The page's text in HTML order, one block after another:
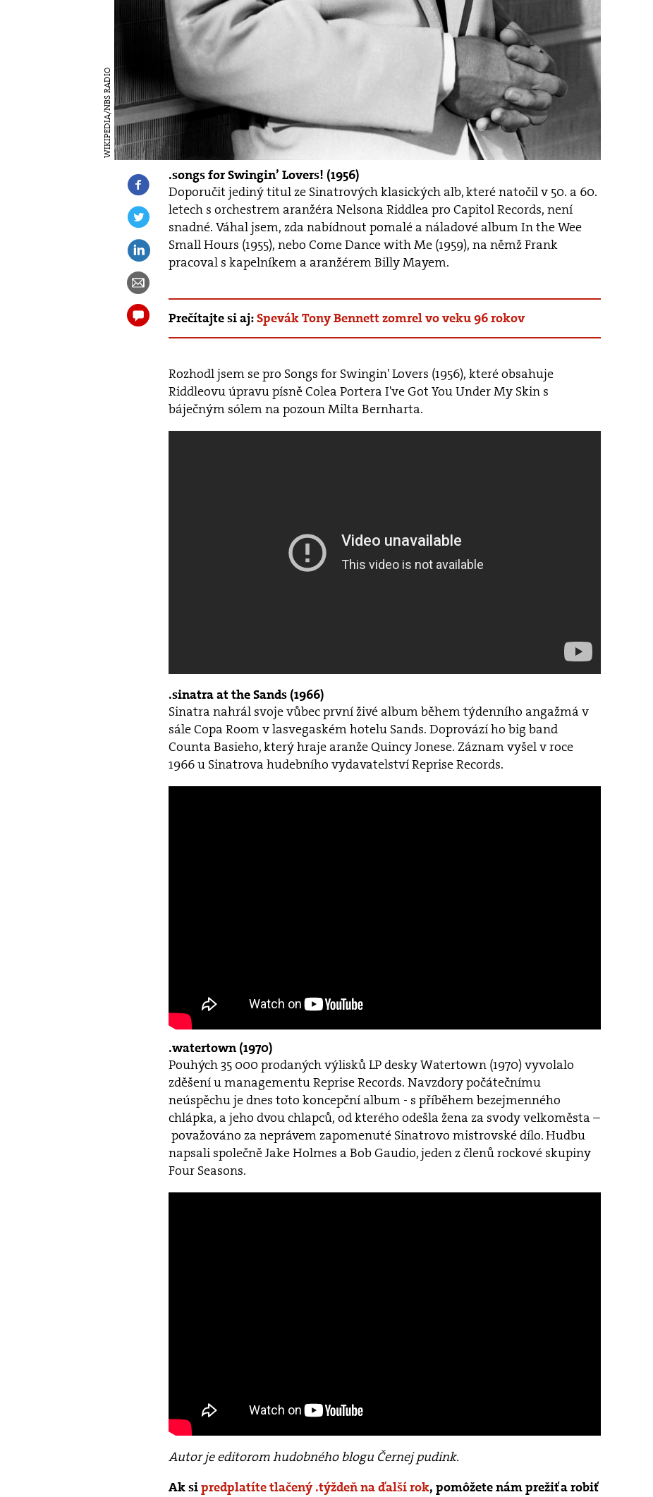
WIKIPEDIA/NBS RADIO
songs for Swingin’ Lovers! (1956)
Doporučit jediný titul ze Sinatrových klasických alb, které natočil v 50. a 60.
letech s orchestrem aranžéra Nelsona Riddlea pro Capitol Records, není
snadné. Váhal jsem, zda nabídnout pomalé a náladové album In the Wee
Small Hours (1955), nebo Come Dance with Me (1959), na němž Frank
pracoval s kapelníkem a aranžérem Billy Mayem.
Prečítajte si aj:Spevák Tony Bennett zomrel vo veku 96 rokov
Rozhodl jsem se pro Songs for Swingin' Lovers (1956), které obsahuje
Riddleovu úpravu písně Colea Portera I've Got You Under My Skin s
báječným sólem na pozoun Milta Bernharta.
sinatra at the Sands (1966)
Sinatra nahrál svoje vůbec první živé album během týdenního angažmá v
sále Copa Room v lasvegaském hotelu Sands. Doprovází ho big band
Counta Basieho, který hraje aranže Quincy Jonese. Záznam vyšel v roce
1966 u Sinatrova hudebního vydavatelství Reprise Records.
watertown (1970)
Pouhých 35 000 prodaných výlisků LP desky Watertown (1970) vyvolalo
zděšení u managementu Reprise Records. Navzdory počátečnímu
neúspěchu je dnes toto koncepční album - s příběhem bezejmenného
chlápka, a jeho dvou chlapců, od kterého odešla žena za svody velkoměsta –
považováno za neprávem zapomenuté Sinatrovo mistrovské dílo. Hudbu
napsali společně Jake Holmes a Bob Gaudio, jeden z členů rockové skupiny
Four Seasons.
Autor je editorom hudobného blogu Černej pudink.
Ak sipredplatíte tlačený .týždeň na ďalší rok, pomôžete nám prežiť a robiť